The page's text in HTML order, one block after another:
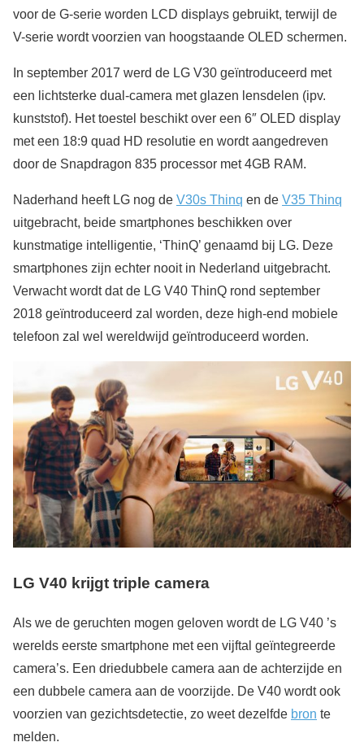
voor de G-serie worden LCD displays gebruikt, terwijl de
V-serie wordt voorzien van hoogstaande OLED schermen.
In september 2017 werd de LG V30 geïntroduceerd met
een lichtsterke dual-camera met glazen lensdelen (ipv.
kunststof). Het toestel beschikt over een 6″ OLED display
met een 18:9 quad HD resolutie en wordt aangedreven
door de Snapdragon 835 processor met 4GB RAM.
Naderhand heeft LG nog de V30s Thinq en de V35 Thinq
uitgebracht, beide smartphones beschikken over
kunstmatige intelligentie, ‘ThinQ’ genaamd bij LG. Deze
smartphones zijn echter nooit in Nederland uitgebracht.
Verwacht wordt dat de LG V40 ThinQ rond september
2018 geïntroduceerd zal worden, deze high-end mobiele
telefoon zal wel wereldwijd geïntroduceerd worden.
LG V40 krijgt triple camera
Als we de geruchten mogen geloven wordt de LG V40 ’s
werelds eerste smartphone met een vijftal geïntegreerde
camera’s. Een driedubbele camera aan de achterzijde en
een dubbele camera aan de voorzijde. De V40 wordt ook
voorzien van gezichtsdetectie, zo weet dezelfde bron te
melden.